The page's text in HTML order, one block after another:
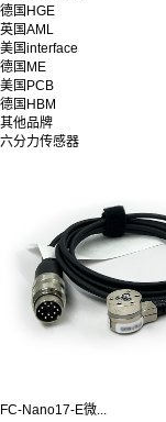
德国HGE
英国AML
美国interface
德国ME
美国PCB
德国HBM
其他品牌
六分力传感器
FC-Nano17-E微...